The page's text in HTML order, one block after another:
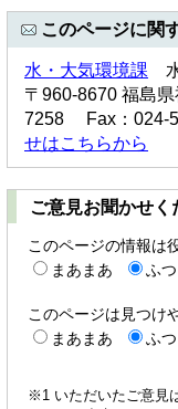
このページに関
水・大気環境課
〒960-8670 福島
7258 Fax：024-
せはこちらから
ご意見お聞かせく
このページの情報は
まあまあ
ふつ
このページは見つけ
まあまあ
ふつ
※1 いただいたご意見